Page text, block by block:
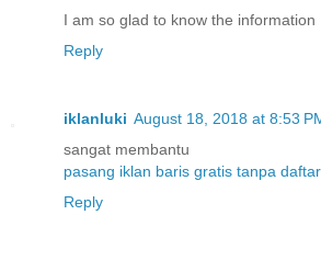
I am so glad to know the information
Reply
iklanluki August 18, 2018 at 8:53
sangat membantu
pasang iklan baris gratis tanpa daftar
Reply